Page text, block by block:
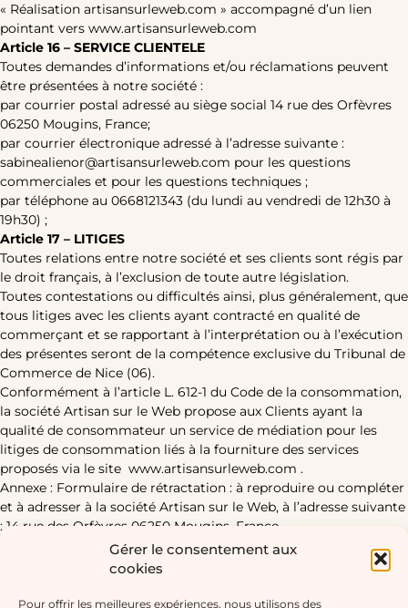
Gérer le consentement aux
cookies
Pour offrir les meilleures expériences, nous utilisons des
« Réalisation artisansurleweb.com » accompagné d’un lien
pointant vers www.artisansurleweb.com
Article 16 – SERVICE CLIENTELE
Toutes demandes d’informations et/ou réclamations peuvent
être présentées à notre société :
par courrier postal adressé au siège social 14 rue des Orfèvres
06250 Mougins, France;
par courrier électronique adressé à l’adresse suivante :
sabinealienor@artisansurleweb.com pour les questions
commerciales et pour les questions techniques ;
par téléphone au 0668121343 (du lundi au vendredi de 12h30 à
19h30) ;
Article 17 – LITIGES
Toutes relations entre notre société et ses clients sont régis par
le droit français, à l’exclusion de toute autre législation.
Toutes contestations ou difficultés ainsi, plus généralement, que
tous litiges avec les clients ayant contracté en qualité de
commerçant et se rapportant à l’interprétation ou à l’exécution
des présentes seront de la compétence exclusive du Tribunal de
Commerce de Nice (06).
Conformément à l’article L. 612-1 du Code de la consommation,
la société Artisan sur le Web propose aux Clients ayant la
qualité de consommateur un service de médiation pour les
litiges de consommation liés à la fourniture des services
proposés via le site www.artisansurleweb.com .
Annexe : Formulaire de rétractation : à reproduire ou compléter
et à adresser à la société Artisan sur le Web, à l’adresse suivante
: 14 rue des Orfèvres 06250 Mougins, France
A l’attention de la société [Dénomination et adresse de la
société Artisan sur le Web],
vous notifie par la Présente ma rétractation du contrat portant